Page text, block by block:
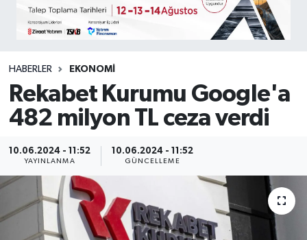
HABERLER EKONOMI
Rekabet Kurumu Google'a
482 milyon TL ceza verdi
10.06.2024 - 11:52
YAYINLANMA
10.06.2024 - 11:52
GÜNCELLEME
Emlak
Otomobil
Gizlilik Sözleşmesi
Hakkımızda
İletişim
Künye
Emlak
Emtia
BITCOIN
Yapay Zeka